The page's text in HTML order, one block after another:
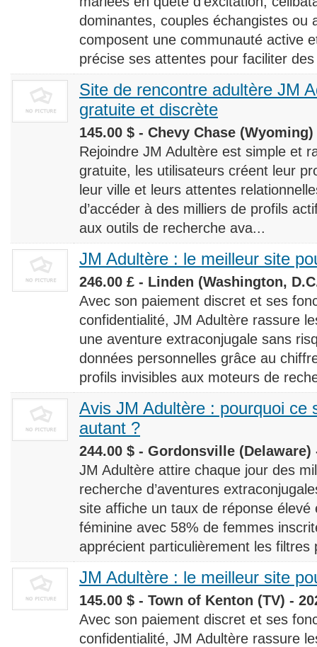
dominantes, couples échangistes ou
composent une communauté active
précise ses attentes pour faciliter
Site de rencontre adultère JM
gratuite et discrète
145.00 $ - Chevy Chase (Wyoming)
Rejoindre JM Adultère est simple et
gratuite, les utilisateurs créent leur
leur ville et leurs attentes
d’accéder à des milliers de profils
aux outils de recherche ava...
JM Adultère : le meilleur site
246.00 £ - Linden (Washington,
Avec son paiement discret et ses
confidentialité, JM Adultère rassure
une aventure extraconjugale sans
données personnelles grâce au
profils invisibles aux moteurs de
Avis JM Adultère : pourquoi ce
autant ?
244.00 $ - Gordonsville (Delaware)
JM Adultère attire chaque jour des
recherche d’aventures
site affiche un taux de réponse
féminine avec 58% de femmes
apprécient particulièrement les filtres
JM Adultère : le meilleur site
145.00 $ - Town of Kenton (TV) -
Avec son paiement discret et ses
confidentialité, JM Adultère rassure